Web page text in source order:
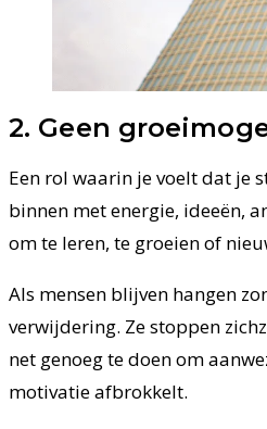
2. Geen
Een rol waarin je voelt dat je
binnen met energie, ideeën,
om te leren, te groeien of
Als mensen blijven hangen
verwijdering. Ze stoppen
net genoeg te doen om
motivatie afbrokkelt.